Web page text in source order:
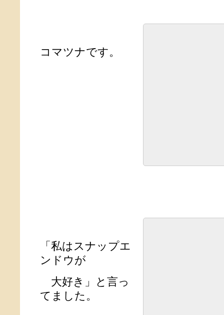
コマツナです。
「私はスナップエ
ンドウが
大好き」と言っ
てました。